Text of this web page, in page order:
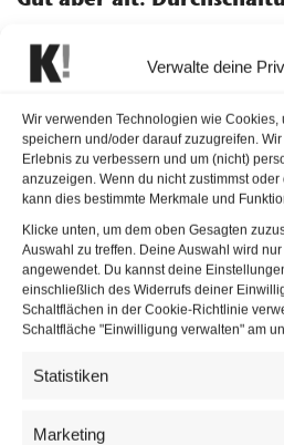
Verwalte deine
Wir verwenden Technologien wie Cookies,
speichern und/oder darauf zuzugreifen.
Erlebnis zu verbessern und um (nicht)
anzuzeigen. Wenn du nicht zustimmst
kann dies bestimmte Merkmale und
Klicke unten, um dem oben Gesagten
Auswahl zu treffen. Deine Auswahl wird
angewendet. Du kannst deine
einschließlich des Widerrufs deiner
Schaltflächen in der Cookie-Richtlinie
Schaltfläche "Einwilligung verwalten" am
Statistiken
Marketing
“Es ist keine Revolution, sondern
wir einzelne Punkte im
gewesen war der Relaunch der
“erfolgreichsten täglichen
die seit 2015 nicht mehr erneuert
Frühjahr, wegen der Coronakrise
verschoben werden. Bereits seit
Durchschaltung der “ZiB” um
ORF 2 in Kraft. Diese wird
Woche im Stiftungsrat
Durchschaltung habe eine
seien die Marktanteile für die